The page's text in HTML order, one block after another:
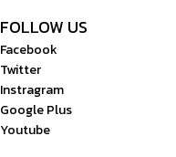
FOLLOW US
Facebook
Twitter
Instragram
Google Plus
Youtube